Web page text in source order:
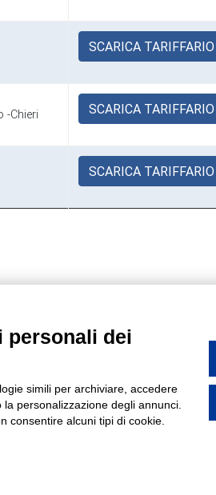
SCARICA TARIFFARIO
-Chieri SCARICA TARIFFARIO
SCARICA TARIFFARIO
della Giachino Holding S.r.l. | La
C.C.I.A.A. di Asti N. 34344
(Italy) Tel. +39 0141 93.75.10 Fax +39
personali dei
simili per archiviare, accedere
personalizzazione degli annunci.
consentire alcuni tipi di cookie.